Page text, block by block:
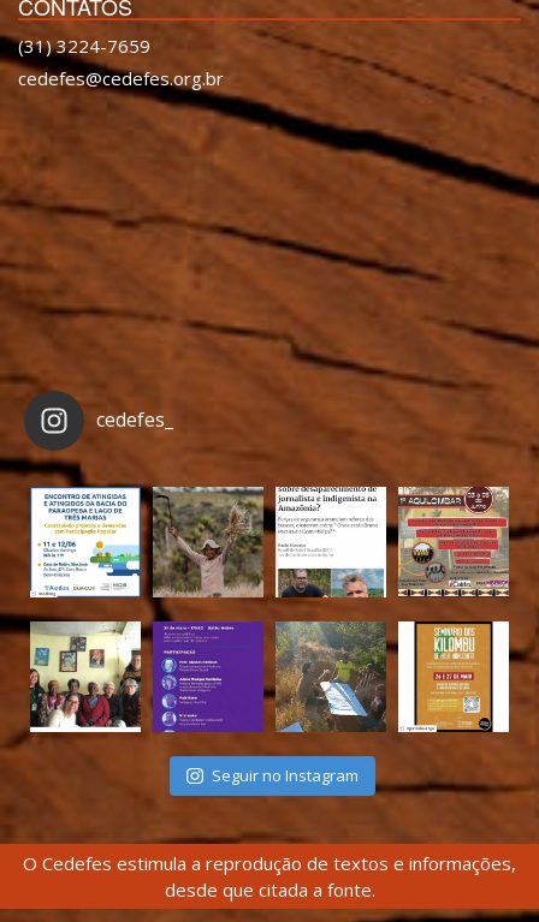
(31) 3224-7659
cedefes@cedefes.org.br
cedefes_
Seguir no Instagram
O Cedefes estimula a reprodução de textos e informações,
desde que citada a fonte.